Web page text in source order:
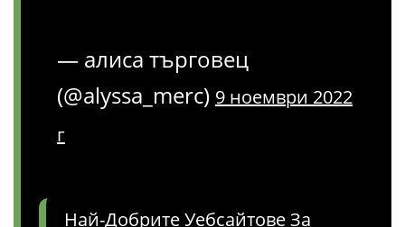
— алиса търговец
(@alyssa_merc) 9 ноември 2022
г
Най-Добрите Уебсайтове За